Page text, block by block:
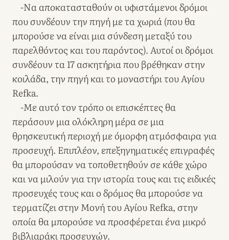
-Να αποκατασταθούν οι υφιστάμενοι δρόμοι
που συνδέουν την πηγή με τα χωριά (που θα
μπορούσε να είναι μια σύνδεση μεταξύ του
παρελθόντος και του παρόντος). Αυτοί οι δρόμοι
συνδέουν τα 17 ασκητήρια που βρέθηκαν στην
κοιλάδα, την πηγή και το μοναστήρι του Αγίου
Refka.
-Με αυτό τον τρόπο οι επισκέπτες θα
περάσουν μια ολόκληρη μέρα σε μια
θρησκευτική περιοχή με όμορφη ατμόσφαιρα για
προσευχή. Επιπλέον, επεξηγηματικές επιγραφές
θα μπορούσαν να τοποθετηθούν σε κάθε χώρο
και να μιλούν για την ιστορία τους και τις ειδικές
προσευχές τους και ο δρόμος θα μπορούσε να
τερματίζει στην Μονή του Αγίου Refka, στην
οποία θα μπορούσε να προσφέρεται ένα μικρό
βιβλιαράκι προσευχών.